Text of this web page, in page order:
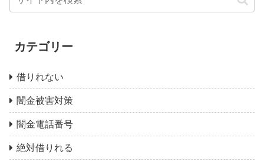
カテゴリー
借りれない
闇金被害対策
闇金電話番号
絶対借りれる